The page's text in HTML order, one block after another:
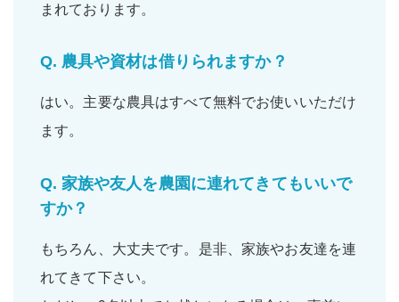
まれております。
Q. 農具や資材は借りられますか？
はい。主要な農具はすべて無料でお使いいただけ
ます。
Q. 家族や友人を農園に連れてきてもいいで
すか？
もちろん、大丈夫です。是非、 家族やお友達を連
れてきて下さい。